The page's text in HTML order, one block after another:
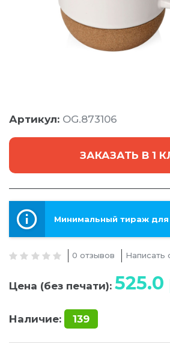
Артикул: OG.873106
ЗАКАЗАТЬ В 1
Минимальный тираж для
0 отзывов Написать
Цена (без печати): 525.0
Наличие: 139